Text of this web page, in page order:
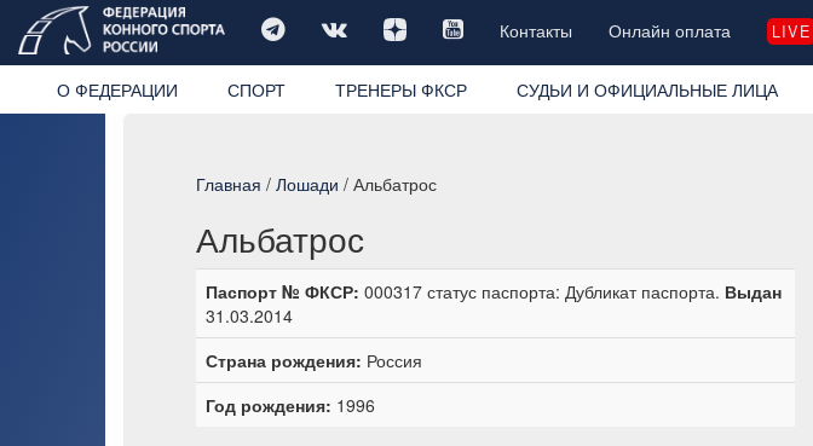
Контакты Онлайн оплата LIVE
О ФЕДЕРАЦИИ СПОРТ ТРЕНЕРЫ ФКСР СУДЬИ И ОФИЦИАЛЬНЫЕ ЛИЦА
Главная / Лошади / Альбатрос
Альбатрос
Паспорт № ФКСР: 000317 статус паспорта: Дубликат паспорта. Выдан
31.03.2014
Страна рождения: Россия
Год рождения: 1996